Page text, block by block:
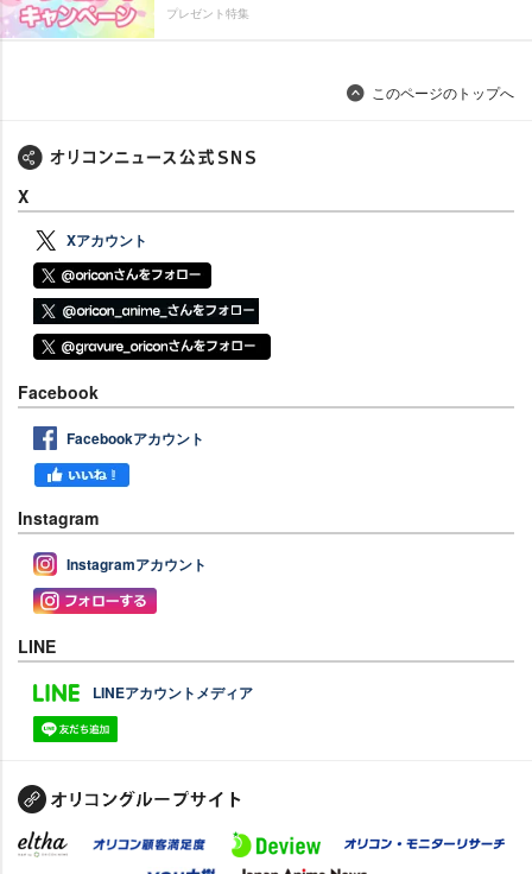
プレゼント特集
このページのトップへ
X
Xアカウント
Facebook
Facebookアカウント
Instagram
Instagramアカウント
LINE
LINEアカウントメディア